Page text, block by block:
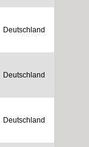
Deutschland
Deutschland
Deutschland